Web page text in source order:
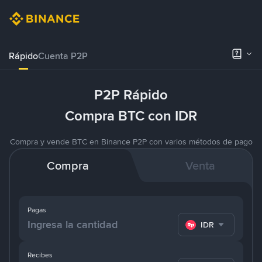
RápidoCuenta P2P
P2P Rápido
Compra BTC con IDR
Compra y vende BTC en Binance P2P con varios métodos de pago
Compra Venta
Pagas
IDR
Recibes